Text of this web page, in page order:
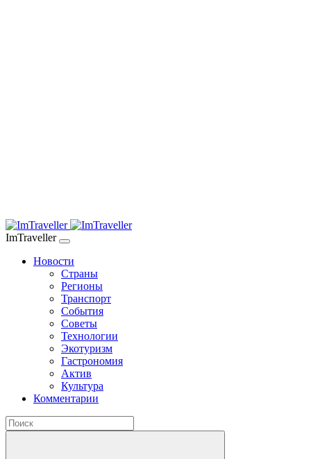
ImTraveller
Новости
Страны
Регионы
Транспорт
События
Советы
Технологии
Экотуризм
Гастрономия
Актив
Культура
Комментарии